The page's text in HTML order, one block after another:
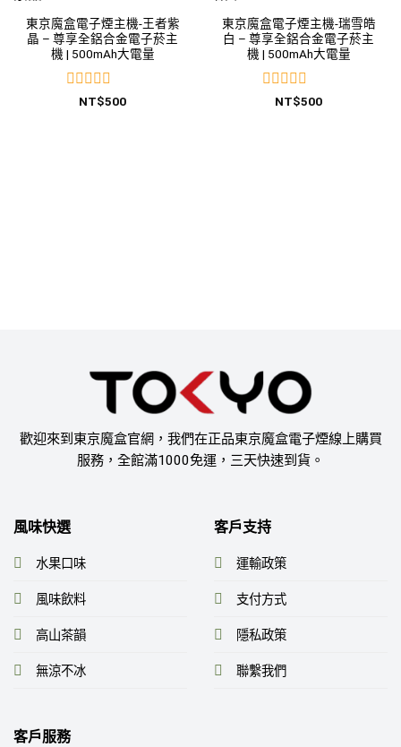
東京魔盒電子煙主機-王者紫
晶 – 尊享全鋁合金電子菸主
機 | 500mAh大電量
評NT$500
東京魔盒電子煙主機-瑞雪皓
白 – 尊享全鋁合金電子菸主
機 | 500mAh大電量
評NT$500
歡迎來到東京魔盒官網，我們在正品東京魔盒電子煙線上購買
服務，全館滿1000免運，三天快速到貨。
風味快選
水果口味
風味飲料
高山茶韻
無涼不冰
客戶支持
運輸政策
支付方式
隱私政策
聯繫我們
客戶服務